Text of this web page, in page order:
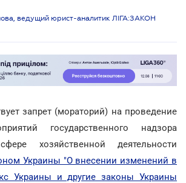
ведущий юрист-аналитик ЛІГА:ЗАКОН
запрет (мораторий) на проведение
государственного надзора
хозяйственной деятельности
Украины "О внесении изменений в
Украины и другие законы Украины